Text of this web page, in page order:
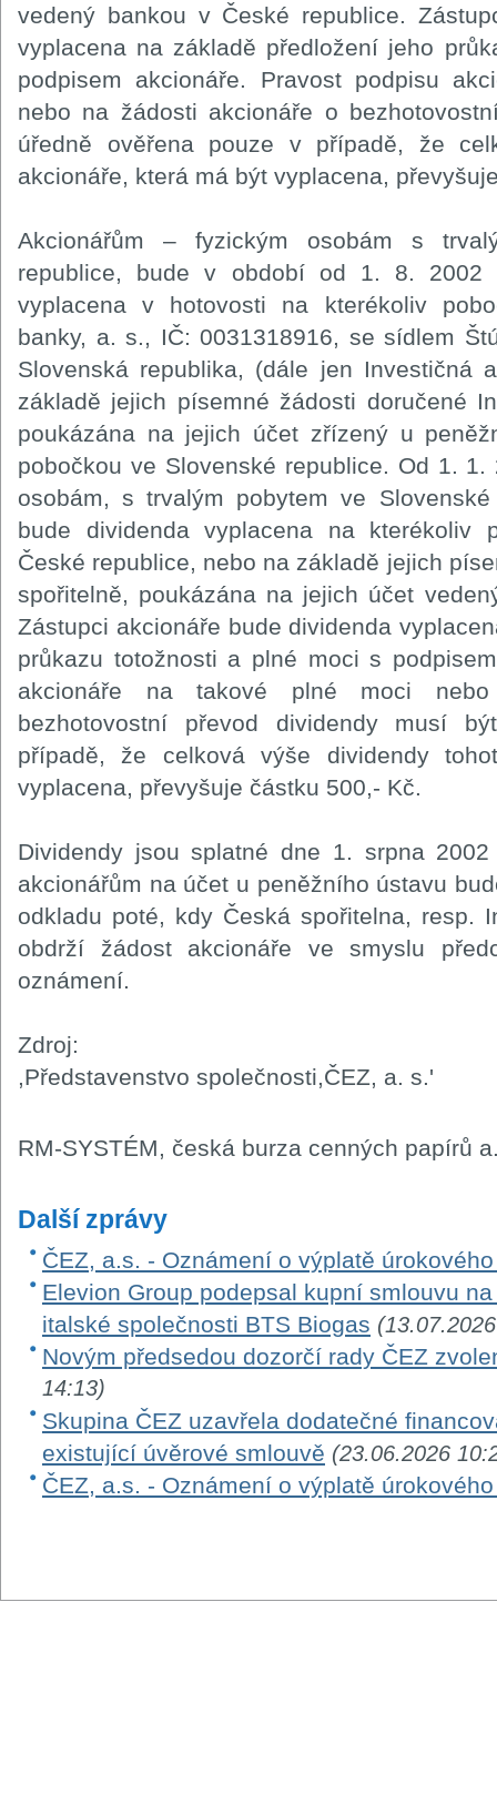
vedený bankou v České republice.
vyplacena na základě předložení jeho
podpisem akcionáře. Pravost podpisu
nebo na žádosti akcionáře o
úředně ověřena pouze v případě, že
akcionáře, která má být vyplacena,
Akcionářům – fyzickým osobám s
republice, bude v období od 1. 8. 2002
vyplacena v hotovosti na kterékoliv
banky, a. s., IČ: 0031318916, se sídlem
Slovenská republika, (dále jen Investičná
základě jejich písemné žádosti doručené
poukázána na jejich účet zřízený u
pobočkou ve Slovenské republice. Od 1.
osobám, s trvalým pobytem ve
bude dividenda vyplacena na kterékoliv
České republice, nebo na základě jejich
spořitelně, poukázána na jejich účet
Zástupci akcionáře bude dividenda
průkazu totožnosti a plné moci s
akcionáře na takové plné moci
bezhotovostní převod dividendy musí
případě, že celková výše dividendy
vyplacena, převyšuje částku 500,- Kč.
Dividendy jsou splatné dne 1. srpna
akcionářům na účet u peněžního ústavu
odkladu poté, kdy Česká spořitelna, resp.
obdrží žádost akcionáře ve smyslu
oznámení.
Zdroj:
,Představenstvo společnosti,ČEZ, a. s.'
RM-SYSTÉM, česká burza cenných papírů
Další zprávy
ČEZ, a.s. - Oznámení o výplatě
Elevion Group podepsal kupní smlouvu
italské společnosti BTS Biogas
Novým předsedou dozorčí rady ČEZ
14:13)
Skupina ČEZ uzavřela dodatečné
existující úvěrové smlouvě (23.06.2026
ČEZ, a.s. - Oznámení o výplatě